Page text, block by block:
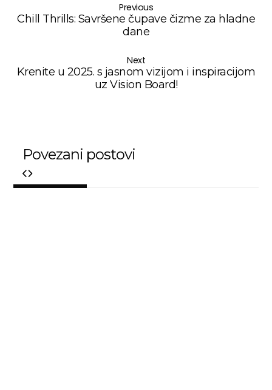
Previous
Chill Thrills: Savršene čupave čizme za hladne
dane
Next
Krenite u 2025. s jasnom vizijom i inspiracijom
uz Vision Board!
Povezani postovi